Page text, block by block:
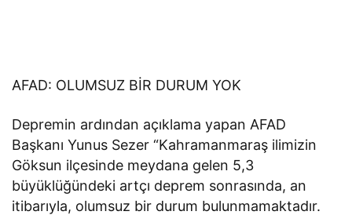
AFAD: OLUMSUZ BİR DURUM YOK
Depremin ardından açıklama yapan AFAD
Başkanı Yunus Sezer “Kahramanmaraş ilimizin
Göksun ilçesinde meydana gelen 5,3
büyüklüğündeki artçı deprem sonrasında, an
itibarıyla, olumsuz bir durum bulunmamaktadır.